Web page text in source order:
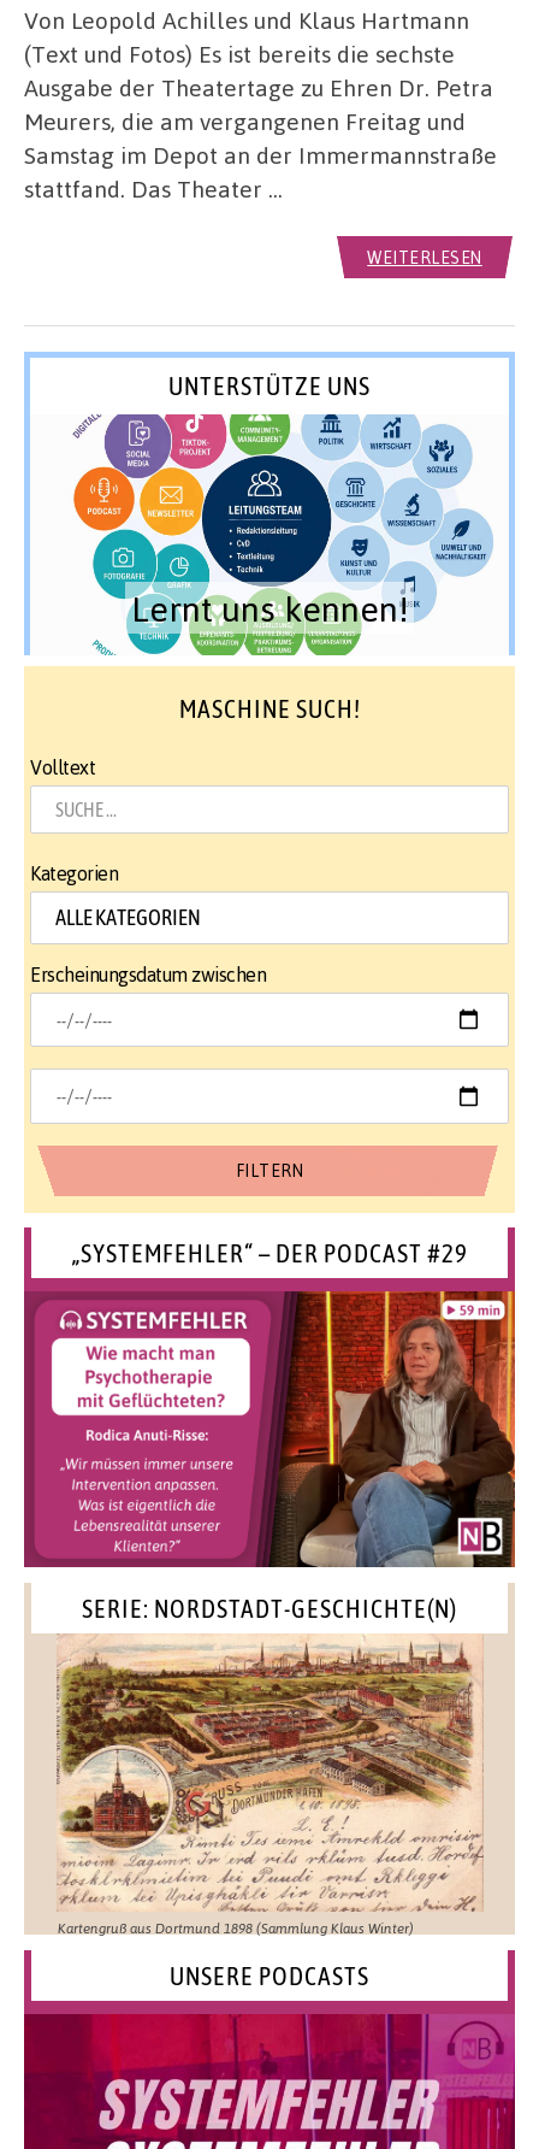
Von Leopold Achilles und Klaus Hartmann
(Text und Fotos) Es ist bereits die sechste
Ausgabe der Theatertage zu Ehren Dr. Petra
Meurers, die am vergangenen Freitag und
Samstag im Depot an der Immermannstraße
stattfand. Das Theater …
WEITERLESEN
UNTERSTÜTZE UNS
Lernt uns kennen!
MASCHINE SUCH!
Volltext
Kategorien
Erscheinungsdatum zwischen
„SYSTEMFEHLER“ – DER PODCAST #29
SERIE: NORDSTADT-GESCHICHTE(N)
Kartengruß aus Dortmund 1898 (Sammlung Klaus Winter)
UNSERE PODCASTS